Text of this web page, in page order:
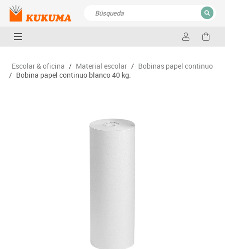
CERRAR
Escolar & oficina / Material escolar / Bobinas papel continuo
/ Bobina papel continuo blanco 40 kg.